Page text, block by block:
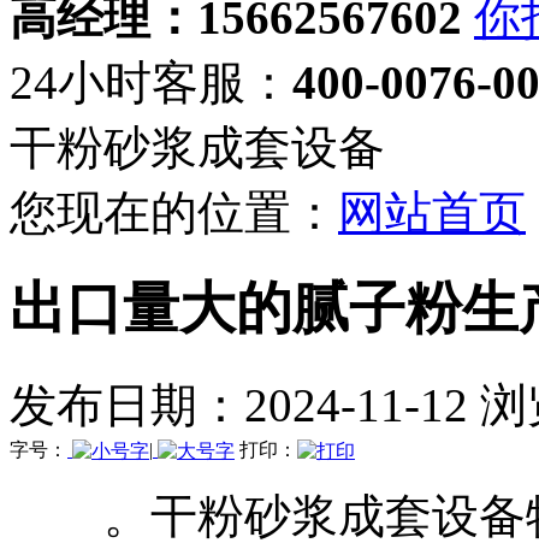
高经理：15662567602
24小时客服： 400-0076-
干粉砂浆成套设备
您现在的位置： 网站首页
出口量大的腻子粉生
发布日期：2024-11-12
字号： | 打印：
。干粉砂浆成套设备